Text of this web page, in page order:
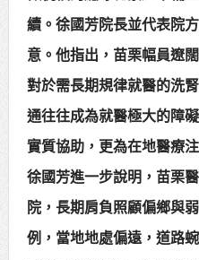
續。徐國芳院長並代表院
意。他指出，苗栗幅員遼
對於需長期規律就醫的洗
通往往成為就醫極大的障
實質協助，更為在地醫療
徐國芳進一步說明，苗栗
院，長期肩負照顧偏鄉與
例，當地地處偏遠，道路